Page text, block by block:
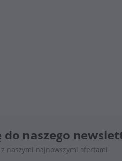
do naszego
naszymi najnowszymi ofertami